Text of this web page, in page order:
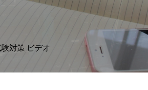
対策 ビデオ